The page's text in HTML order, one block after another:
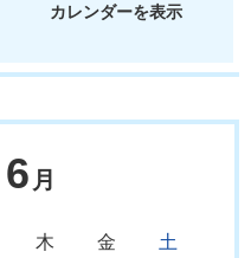
カレンダーを表示
6 月
木 金 土